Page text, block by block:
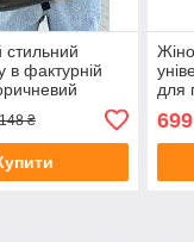
стильний
в фактурній
₴
для
699